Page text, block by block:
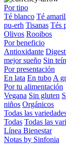
Por tipo
Té blanco Té
pu-erh Tisanas Tés
Olivos Rooibos
Por beneficio
Antioxidante
mejor sueño Sin
Por presentación
En lata En tubo A
Por tu alimentación
Vegana Sin gluten
niños Orgánicos
Todas las
Todas Todas las
Línea Bienestar
Notas by Sinfonia